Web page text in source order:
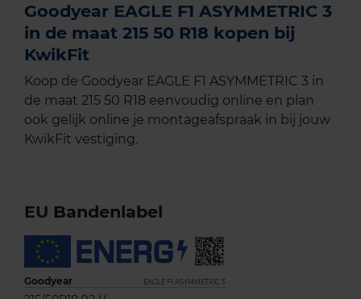
Goodyear EAGLE F1 ASYMMETRIC 3
in de maat 215 50 R18 kopen bij
KwikFit
Koop de Goodyear EAGLE F1 ASYMMETRIC 3 in
de maat 215 50 R18 eenvoudig online en plan
ook gelijk online je montageafspraak in bij jouw
KwikFit vestiging.
EU Bandenlabel
Goodyear EAGLE F1 ASYMMETRIC 3